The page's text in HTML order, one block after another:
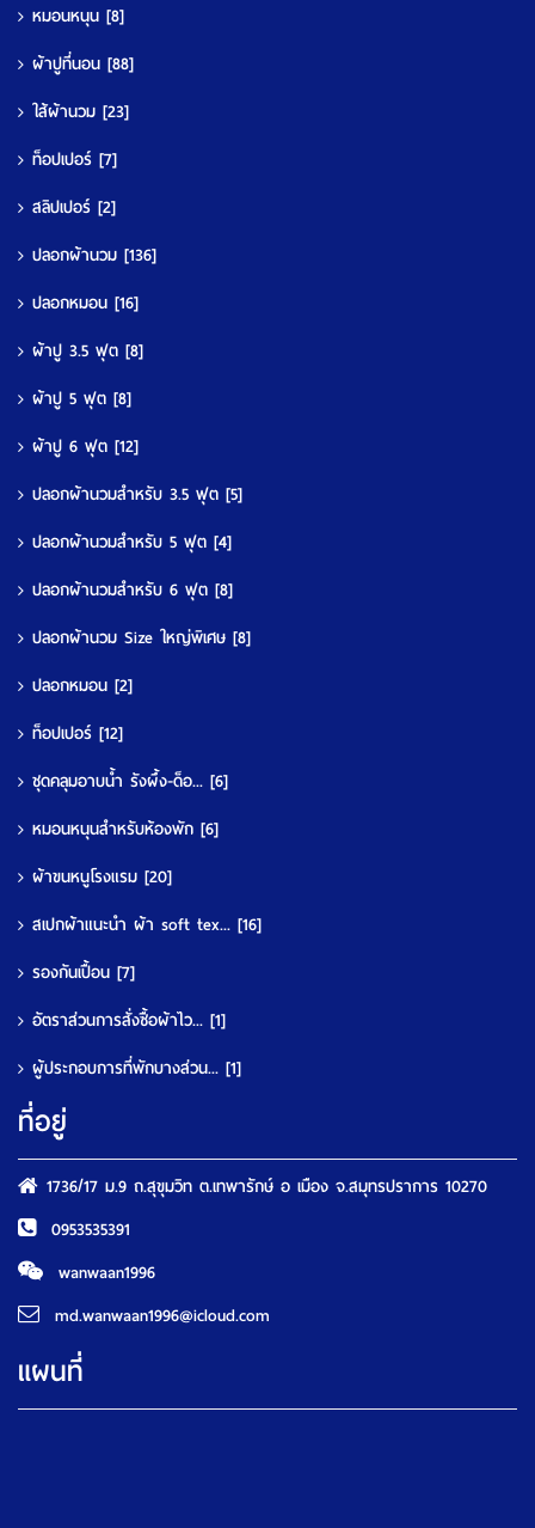
หมอนหนุน [8]
ผ้าปูที่นอน [88]
ใส้ผ้านวม [23]
ท็อปเปอร์ [7]
สลิปเปอร์ [2]
ปลอกผ้านวม [136]
ปลอกหมอน [16]
ผ้าปู 3.5 ฟุต [8]
ผ้าปู 5 ฟุต [8]
ผ้าปู 6 ฟุต [12]
ปลอกผ้านวมสำหรับ 3.5 ฟุต [5]
ปลอกผ้านวมสำหรับ 5 ฟุต [4]
ปลอกผ้านวมสำหรับ 6 ฟุต [8]
ปลอกผ้านวม Size ใหญ่พิเศษ [8]
ปลอกหมอน [2]
ท็อปเปอร์ [12]
ชุดคลุมอาบน้ำ รังผึ้ง-ด็อ... [6]
หมอนหนุนสำหรับห้องพัก [6]
ผ้าขนหนูโรงแรม [20]
สเปกผ้าแนะนำ ผ้า soft tex... [16]
รองกันเปื้อน [7]
อัตราส่วนการสั่งซื้อผ้าไว... [1]
ผู้ประกอบการที่พักบางส่วน... [1]
ที่อยู่
1736/17 ม.9 ถ.สุขุมวิท ต.เทพารักษ์ อ เมือง จ.สมุทรปราการ 10270
0953535391
wanwaan1996
md.wanwaan1996@icloud.com
แผนที่